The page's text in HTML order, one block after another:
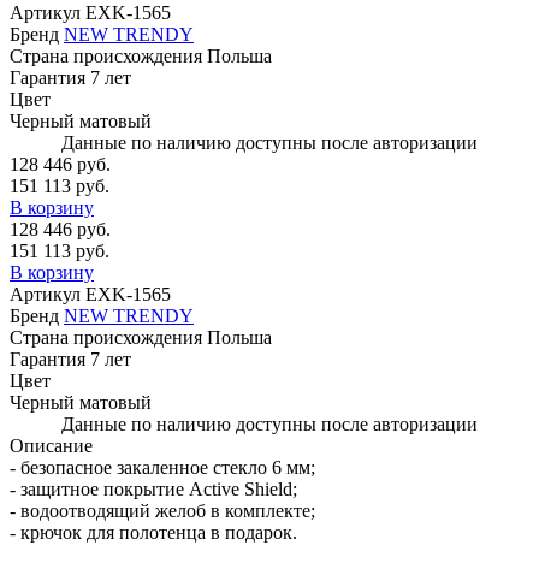
Артикул EXK-1565
Бренд NEW TRENDY
Страна происхождения Польша
Гарантия 7 лет
Цвет
Черный матовый
Данные по наличию доступны после авторизации
128 446 руб.
151 113 руб.
В корзину
128 446 руб.
151 113 руб.
В корзину
Артикул EXK-1565
Бренд NEW TRENDY
Страна происхождения Польша
Гарантия 7 лет
Цвет
Черный матовый
Данные по наличию доступны после авторизации
Описание
- безопасное закаленное стекло 6 мм;
- защитное покрытие Active Shield;
- водоотводящий желоб в комплекте;
- крючок для полотенца в подарок.